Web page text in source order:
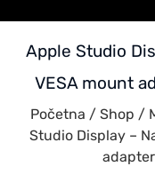
Apple Studio
VESA mount
Početna / Shop /
Studio Display –